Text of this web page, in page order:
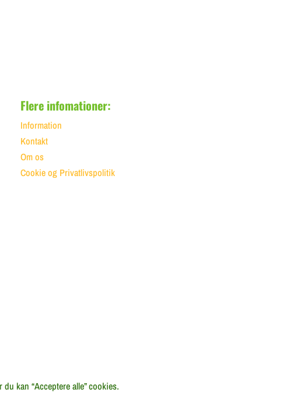
Flere infomationer:
Information
Kontakt
Om os
Cookie og Privatlivspolitik
kan “Acceptere alle” cookies.